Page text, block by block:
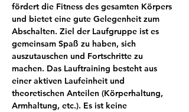
fördert die Fitness des gesamten Körpers
und bietet eine gute Gelegenheit zum
Abschalten. Ziel der Laufgruppe ist es
gemeinsam Spaß zu haben, sich
auszutauschen und Fortschritte zu
machen. Das Lauftraining besteht aus
einer aktiven Laufeinheit und
theoretischen Anteilen (Körperhaltung,
Armhaltung, etc.). Es ist keine